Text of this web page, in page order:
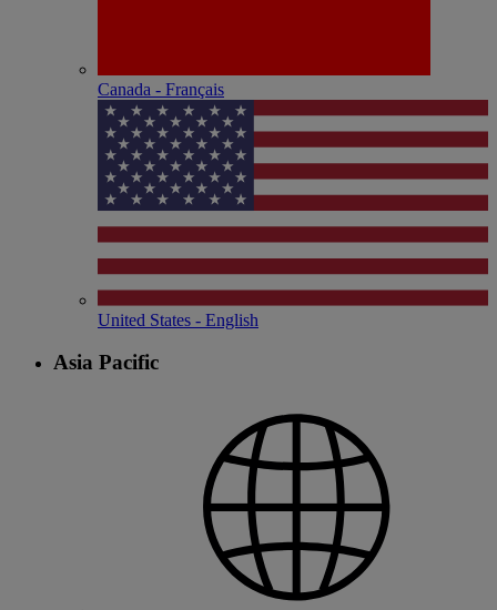
Canada - Français
United States - English
Asia Pacific